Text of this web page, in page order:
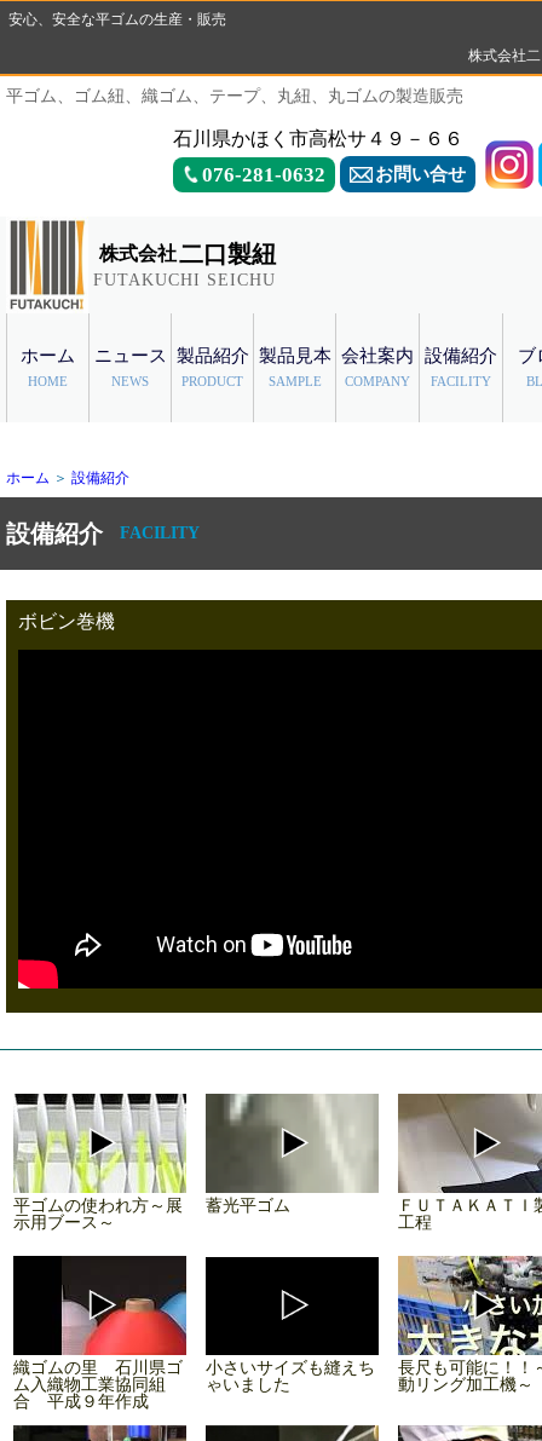
安心、安全な平ゴムの生産・販売
株式会社
平ゴム、ゴム紐、織ゴム、テープ、丸紐、丸ゴムの製造販売
石川県かほく市高松サ４９－６６
076-281-0632 お問い合せ
株式会社二口製紐
FUTAKUCHI SEICHU
ホーム
HOME
ニュース
NEWS
製品紹介
PRODUCT
製品見本
SAMPLE
会社案内
COMPANY
設備紹介
FACILITY
ブ
ホーム ＞ 設備紹介
設備紹介 FACILITY
ボビン巻機
平ゴムの使われ方～展
示用ブース～
蓄光平ゴム
ＦＵＴＡＫＡＴＩ
工程
織ゴムの里 石川県ゴ
ム入織物工業協同組
合 平成９年作成
小さいサイズも縫えち
ゃいました
長尺も可能に！！
動リング加工機～